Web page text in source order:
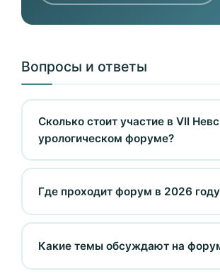
Вопросы и ответы
Сколько стоит участие в VII
урологическом форуме?
Где проходит форум в 2026
Какие темы обсуждают на